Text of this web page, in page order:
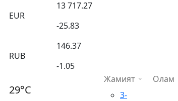
EUR
13 717.27
-25.83
RUB
146.37
-1.05
29°C
Жамият
3-
Олам